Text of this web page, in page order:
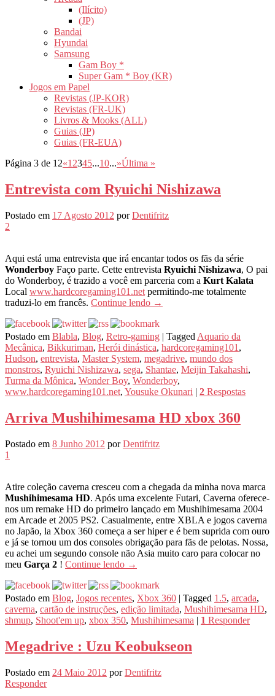
(Ilícito)
(JP)
Bandai
Hyundai
Samsung
Gam Boy *
Super Gam * Boy (KR)
Jogos em Papel
Revistas (JP-KOR)
Revistas (FR-UK)
Livros & Mooks (ALL)
Guias (JP)
Guias (FR-EUA)
Página 3 de 12«1 2345...10...»Última »
Entrevista com Ryuichi Nishizawa
Postado em 17 Agosto 2012 porDentifritz
2
Aqui está uma entrevista que irá encantar todos os fãs da série
Wonderboy Faço parte. Cette entrevista Ryuichi Nishizawa, O pai
do Wonderboy, é trazido a você em parceria com a Kurt Kalata
Local www.hardcoregaming101.net permitindo-me totalmente
traduzi-lo em francês. Continue lendo →
Postado em Blabla, Blog, Retro-gaming | Tagged Aquario da
Mecânica, Bikkuriman, Herói dinástica, hardcoregaming101 ,
Hudson, entrevista, Master System, megadrive, mundo dos
monstros, Ryuichi Nishizawa, sega, Shantae, Meijin Takahashi,
Turma da Mônica, Wonder Boy, Wonderboy,
www.hardcoregaming101.net, Yousuke Okunari | 2 Respostas
Arriva Mushihimesama HD xbox 360
Postado em 8 Junho 2012 porDentifritz
1
Atire coleção caverna cresceu com a chegada da minha nova marca
Mushihimesama HD. Após uma excelente Futari, Caverna oferece-
nos um remake HD do primeiro lançado em Mushihimesama 2004
em Arcade et 2005 PS2. Casualmente, entre XBLA e jogos caverna
no Japão, la Xbox 360 começa a ser hiper e é bem suprida com ouro
e já se tornou um dos consoles obrigação para fãs de pelotas. Nossa,
eu achei um segundo console não Asia muito caro para colocar no
meu Garça 2 ! Continue lendo →
Postado em Blog, Jogos recentes, Xbox 360 | Tagged 1.5, arcada,
caverna, cartão de instruções, edição limitada, Mushihimesama HD,
shmup, Shoot'em up, xbox 350, Mushihimesama | 1 Responder
Megadrive : Uzu Keobukseon
Postado em 24 Maio 2012 porDentifritz
Responder